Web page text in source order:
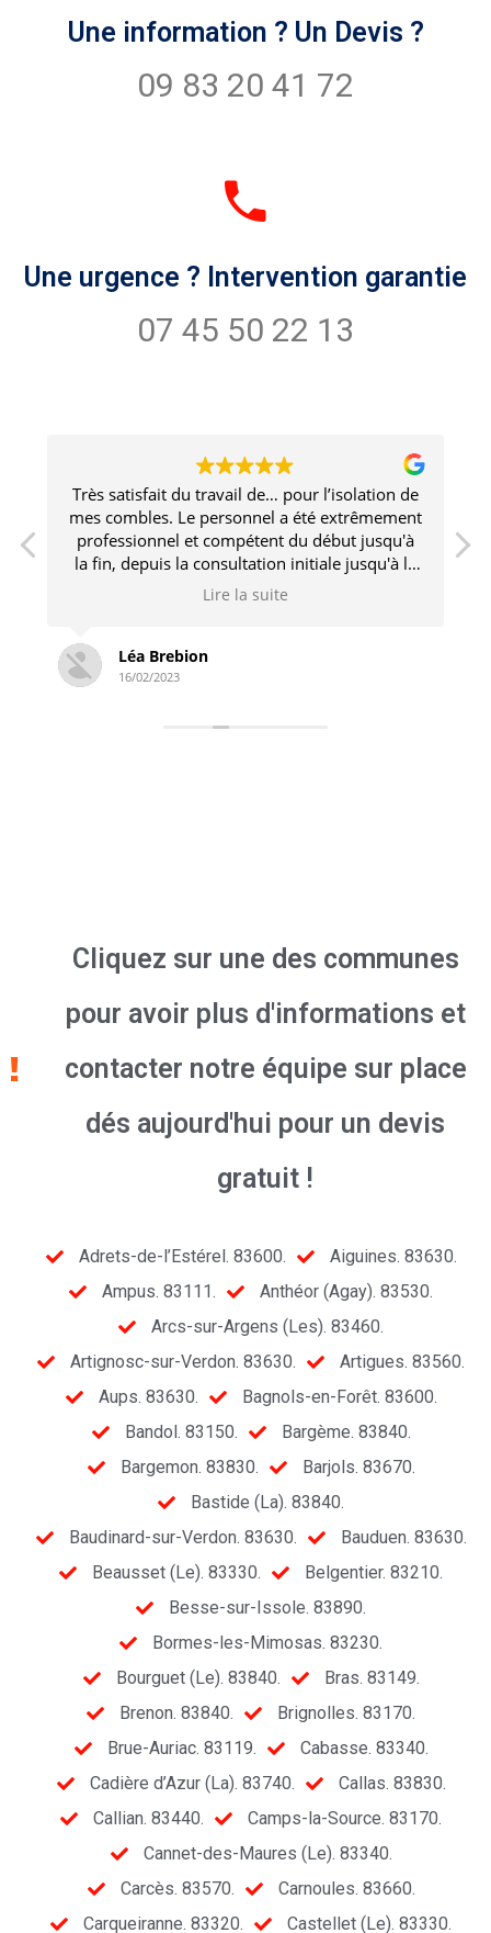
Une information ? Un Devis ?
09 83 20 41 72
Une urgence ? Intervention garantie
07 45 50 22 13
Très satisfait du travail de… pour l’isolation de
mes combles. Le personnel a été extrêmement
professionnel et compétent du début jusqu'à
la fin, depuis la consultation initiale jusqu'à la
fin de l'installation.
Lire la suite
Léa Brebion
16/02/2023
Cliquez sur une des communes
pour avoir plus d'informations et
contacter notre équipe sur place
dés aujourd'hui pour un devis
gratuit !
Adrets-de-l’Estérel. 83600.
Aiguines. 83630.
Ampus. 83111.
Anthéor (Agay). 83530.
Arcs-sur-Argens (Les). 83460.
Artignosc-sur-Verdon. 83630.
Artigues. 83560.
Aups. 83630.
Bagnols-en-Forêt. 83600.
Bandol. 83150.
Bargème. 83840.
Bargemon. 83830.
Barjols. 83670.
Bastide (La). 83840.
Baudinard-sur-Verdon. 83630.
Bauduen. 83630.
Beausset (Le). 83330.
Belgentier. 83210.
Besse-sur-Issole. 83890.
Bormes-les-Mimosas. 83230.
Bourguet (Le). 83840.
Bras. 83149.
Brenon. 83840.
Brignolles. 83170.
Brue-Auriac. 83119.
Cabasse. 83340.
Cadière d’Azur (La). 83740.
Callas. 83830.
Callian. 83440.
Camps-la-Source. 83170.
Cannet-des-Maures (Le). 83340.
Carcès. 83570.
Carnoules. 83660.
Carqueiranne. 83320.
Castellet (Le). 83330.